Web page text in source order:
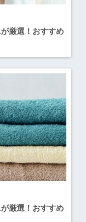
厳選！おすすめ
厳選！おすすめ